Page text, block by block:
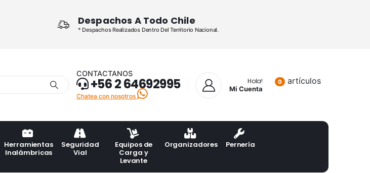
Despachos A Todo Chile
* Despachos Realizados Dentro Del Territorio Nacional.
CONTACTANOS
+56 2 64692995
Chatea con nosotros
Hola!
Mi Cuenta
0 artículos
Herramientas
Inalámbricas
Seguridad
Vial
Equipos de
Carga y
Levante
Organizadores Pernería